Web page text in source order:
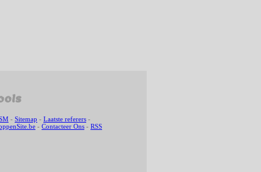
- Sitemap - Laatste referers -
- Contacteer Ons - RSS